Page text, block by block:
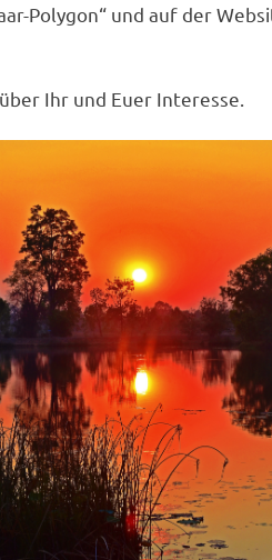
Polygon“ und auf der
Ihr und Euer Interesse.